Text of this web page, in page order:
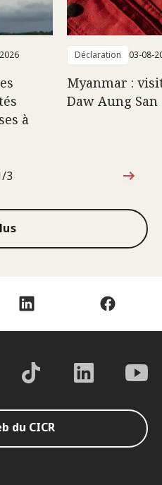
à
Déclaration 03-08-
Myanmar :
Daw Aung San
3
du CICR